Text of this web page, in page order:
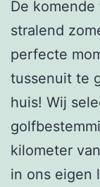
De
stralend
perfecte
tussenuit te
huis! Wij
kilometer
in ons eigen